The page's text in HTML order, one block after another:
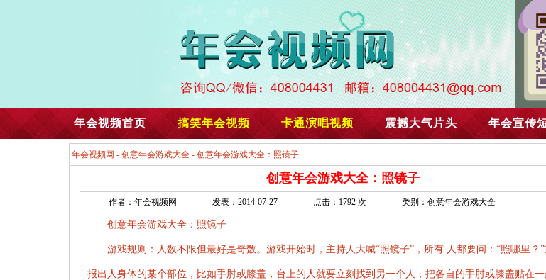
年会视频首页 搞笑年会视频 卡通演唱视频 震撼大气片头 年会宣传
年会视频网 - 创意年会游戏大全 - 创意年会游戏大全：照镜子
创意年会游戏大全：照镜子
作者：年会视频网 发表：2014-07-27 点击：1792 次 类别：创意年会游戏大全
创意年会游戏大全：照镜子
游戏规则：人数不限但最好是奇数。游戏开始时，主持人大喊“照镜子”，所有 人都要问：“照哪里？
报出人身体的某个部位，比如手肘或膝盖，台上的人就要立刻找到另一个人，把各自的手肘或膝盖贴在